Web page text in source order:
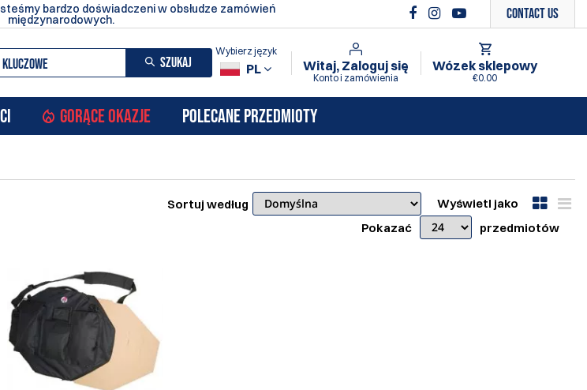
bardzo doświadczeni w obsłudze zamówień
międzynarodowych. Contact Us
SZUKAJ PL
Wybierz język
Witaj, Zaloguj się
Konto i zamówienia
Wózek sklepowy
€0.00
GORĄCE OKAZJE POLECANE PRZEDMIOTY
Wyświetl jako
Sortuj według
Pokazać
przedmiotów